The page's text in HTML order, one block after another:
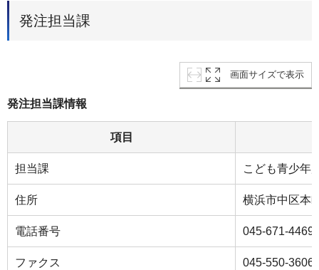
発注担当課
画面サイズで表示
発注担当課情報
項目
担当課 こども青少年
住所 横浜市中区本
電話番号 045-671-4469
ファクス 045-550-3606